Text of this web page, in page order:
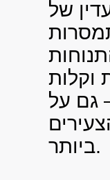
של
וקלות
גם על
ביותר.